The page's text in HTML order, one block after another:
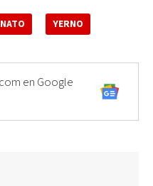
YERNO
en Google